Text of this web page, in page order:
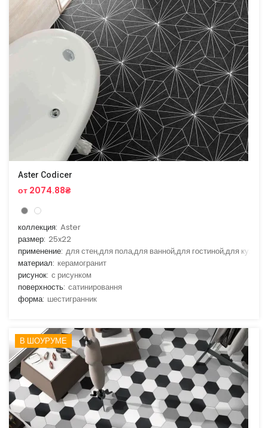
Aster Codicer
от 2074.88₴
коллекция: Aster
размер: 25x22
применение: для стен,для пола,для ванной,для гостиной,для кухни
материал: керамогранит
рисунок: с рисунком
поверхность: сатинировання
форма: шестигранник
В ШОУРУМЕ